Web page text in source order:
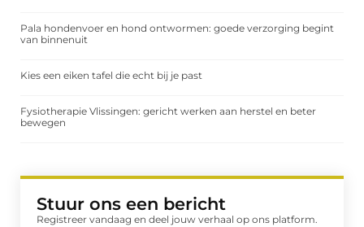
Pala hondenvoer en hond ontwormen: goede verzorging begint
van binnenuit
Kies een eiken tafel die echt bij je past
Fysiotherapie Vlissingen: gericht werken aan herstel en beter
bewegen
Stuur ons een bericht
Registreer vandaag en deel jouw verhaal op ons platform.